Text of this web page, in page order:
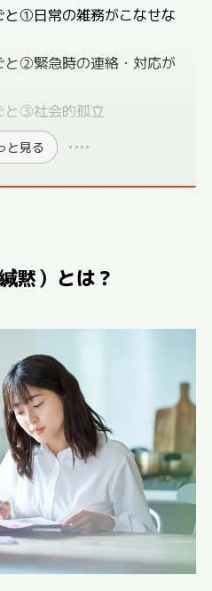
と①日常の雑務がこなせな
と②緊急時の連絡・対応が
と③社会的孤立
と見る
黙）とは？